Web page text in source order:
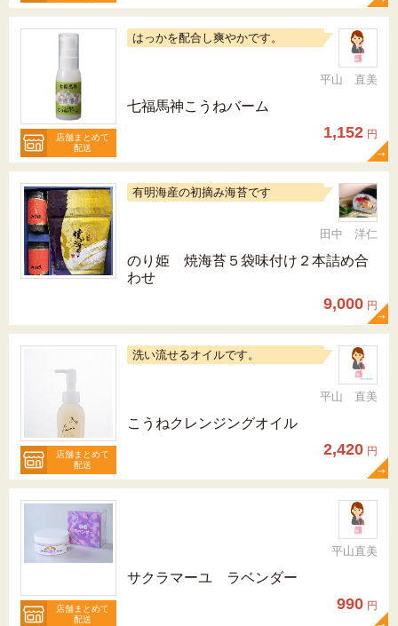
店舗まとめて
配送
はっかを配合し爽やかです。
平山 直美
七福馬神こうねバーム
1,152 円
有明海産の初摘み海苔です
田中 洋仁
のり姫 焼海苔５袋味付け２本詰め合
わせ
9,000 円
店舗まとめて
配送
洗い流せるオイルです。
平山 直美
こうねクレンジングオイル
2,420 円
店舗まとめて
配送
平山直美
サクラマーユ ラベンダー
990 円